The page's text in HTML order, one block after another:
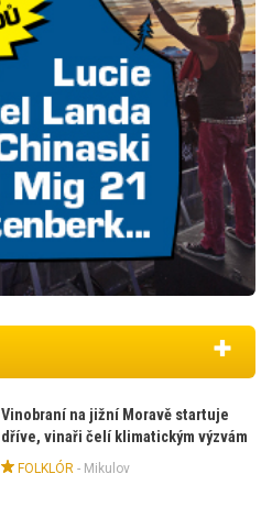
Vinobraní na jižní Moravě startuje
dříve, vinaři čelí klimatickým výzvám
FOLKLÓR- Mikulov